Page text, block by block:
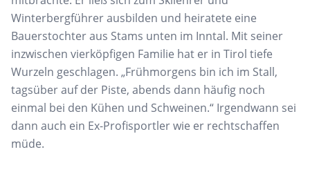
Winterbergführer ausbilden und heiratete eine
Bauerstochter aus Stams unten im Inntal. Mit seiner
inzwischen vierköpfigen Familie hat er in Tirol tiefe
Wurzeln geschlagen. „Frühmorgens bin ich im Stall,
tagsüber auf der Piste, abends dann häufig noch
einmal bei den Kühen und Schweinen.“ Irgendwann sei
dann auch ein Ex-Profisportler wie er rechtschaffen
müde.